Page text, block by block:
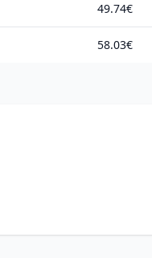
49.74€
58.03€